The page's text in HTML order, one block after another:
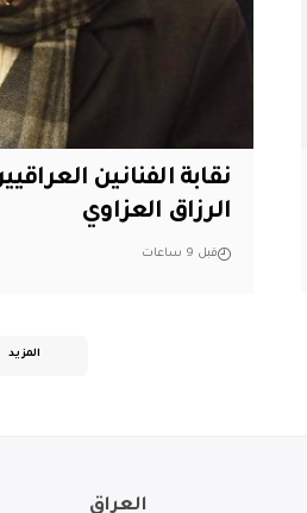
نقابة الفنانين
الرزاق العزاوي
قبل 9 ساعات
المزيد
العراق